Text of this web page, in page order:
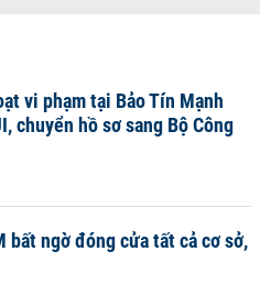
vi phạm tại Bảo Tín Mạnh
chuyển hồ sơ sang Bộ Công
bất ngờ đóng cửa tất cả cơ sở,